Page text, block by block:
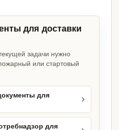
для доставки
задачи нужно
или стартовый
для
для